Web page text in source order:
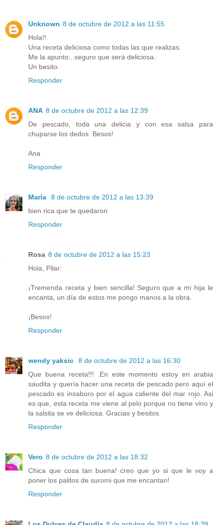
Unknown 8 de octubre de 2012 a las 11:55
Hola!!.
Una receta deliciosa como todas las que realizas.
Me la apunto...seguro que será deliciosa.
Un besito.
Responder
ANA 8 de octubre de 2012 a las 12:39
De pescado, toda una delicia y con esa salsa para
chuparse los dedos. Besos!
Ana
Responder
María
8 de octubre de 2012 a las 13:39
bien rica que te quedaron
Responder
Rosa 8 de octubre de 2012 a las 15:23
Hola, Pilar:
¡Tremenda receta y bien sencilla! Seguro que a mi hija le
encanta, un día de estos me pongo manos a la obra.
¡Besos!
Responder
wendy yaksic
8 de octubre de 2012 a las 16:30
Que buena receta!!! .En este momento estoy en arabia
saudita y quería hacer una receta de pescado pero aquí el
pescado es insaboro por el agua caliente del mar rojo. Asi
es que, esta receta me viene al pelo porque no tiene vino y
la salsita se ve deliciosa. Gracias y besitos
Responder
Vero 8 de octubre de 2012 a las 18:32
Chica que cosa tan buena! creo que yo si que le voy a
poner los palitos de suromi que me encantan!
Responder